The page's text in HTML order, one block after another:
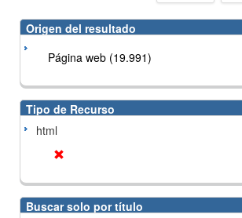
Origen del resultado
Página web (19.991)
Tipo de Recurso
html
Buscar solo por título